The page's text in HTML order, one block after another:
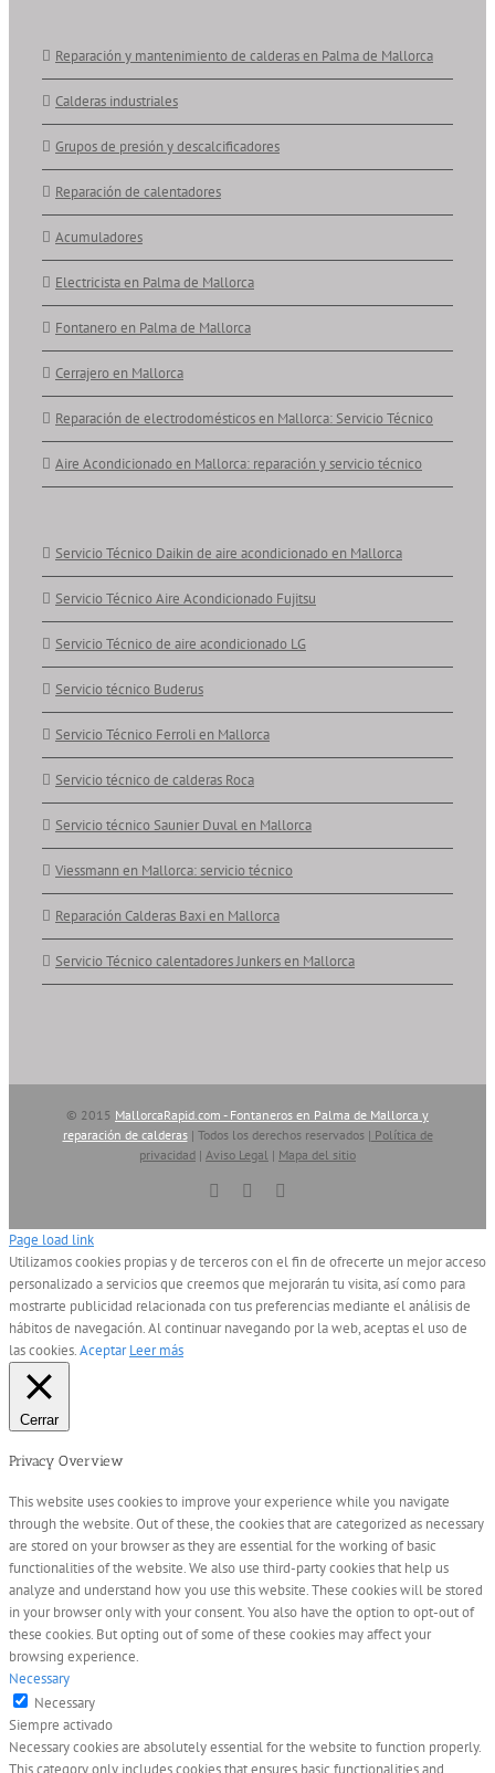
Reparación y mantenimiento de calderas en Palma de Mallorca
Calderas industriales
Grupos de presión y descalcificadores
Reparación de calentadores
Acumuladores
Electricista en Palma de Mallorca
Fontanero en Palma de Mallorca
Cerrajero en Mallorca
Reparación de electrodomésticos en Mallorca: Servicio Técnico
Aire Acondicionado en Mallorca: reparación y servicio técnico
Servicio Técnico Daikin de aire acondicionado en Mallorca
Servicio Técnico Aire Acondicionado Fujitsu
Servicio Técnico de aire acondicionado LG
Servicio técnico Buderus
Servicio Técnico Ferroli en Mallorca
Servicio técnico de calderas Roca
Servicio técnico Saunier Duval en Mallorca
Viessmann en Mallorca: servicio técnico
Reparación Calderas Baxi en Mallorca
Servicio Técnico calentadores Junkers en Mallorca
© 2015 MallorcaRapid.com - Fontaneros en Palma de Mallorca y
reparación de calderas| Todos los derechos reservados | Política de
privacidad | Aviso Legal | Mapa del sitio
Vimeo YouTube
Page load link
Utilizamos cookies propias y de terceros con el fin de ofrecerte un mejor acceso
personalizado a servicios que creemos que mejorarán tu visita, así como para
mostrarte publicidad relacionada con tus preferencias mediante el análisis de
hábitos de navegación. Al continuar navegando por la web, aceptas el uso de
las cookies.Aceptar Leer más
Cerrar
Privacy Overview
This website uses cookies to improve your experience while you navigate
through the website. Out of these, the cookies that are categorized as necessary
are stored on your browser as they are essential for the working of basic
functionalities of the website. We also use third-party cookies that help us
analyze and understand how you use this website. These cookies will be stored
in your browser only with your consent. You also have the option to opt-out of
these cookies. But opting out of some of these cookies may affect your
browsing experience.
Necessary
Necessary
Siempre activado
Necessary cookies are absolutely essential for the website to function properly.